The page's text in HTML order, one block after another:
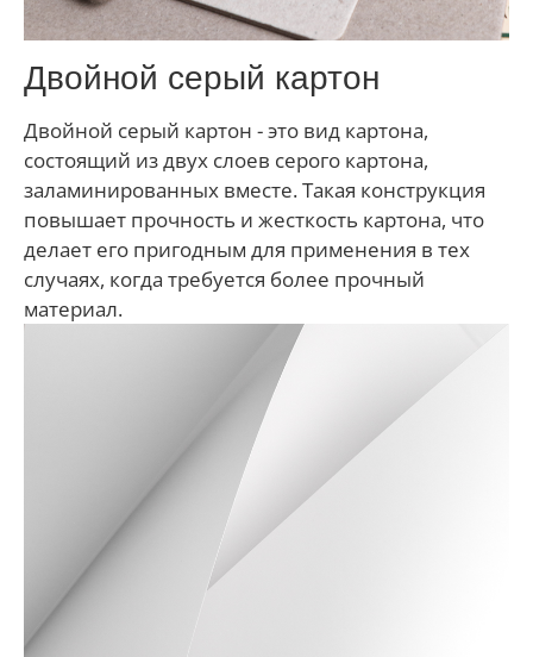
Двойной серый картон
Двойной серый картон - это вид картона,
состоящий из двух слоев серого картона,
заламинированных вместе. Такая конструкция
повышает прочность и жесткость картона, что
делает его пригодным для применения в тех
случаях, когда требуется более прочный
материал.